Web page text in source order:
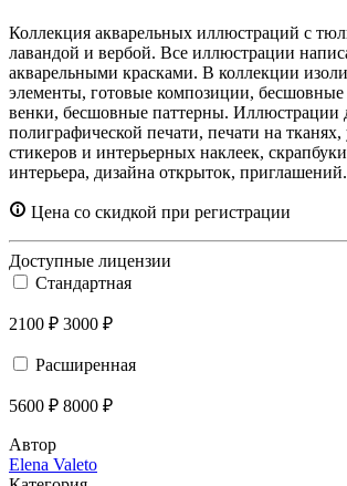
Коллекция акварельных иллюстраций с
лавандой и вербой. Все иллюстрации
акварельными красками. В коллекции
элементы, готовые композиции,
венки, бесшовные паттерны. Иллюстрации
полиграфической печати, печати на тканях,
стикеров и интерьерных наклеек,
интерьера, дизайна открыток, приглашений.
Цена со скидкой при регистрации
Доступные лицензии
Стандартная
2100 ₽ 3000 ₽
Расширенная
5600 ₽ 8000 ₽
Автор
Elena Valeto